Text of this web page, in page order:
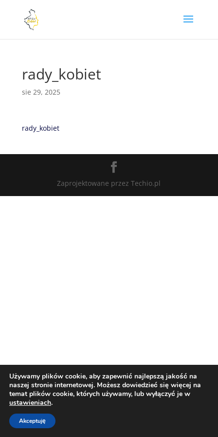
rady_kobiet
sie 29, 2025
rady_kobiet
Zaprojektowane przez Techio.pl
Używamy plików cookie, aby zapewnić najlepszą jakość na
naszej stronie internetowej. Możesz dowiedzieć się więcej na
temat plików cookie, których używamy, lub wyłączyć je w
ustawieniach.
Akceptuję